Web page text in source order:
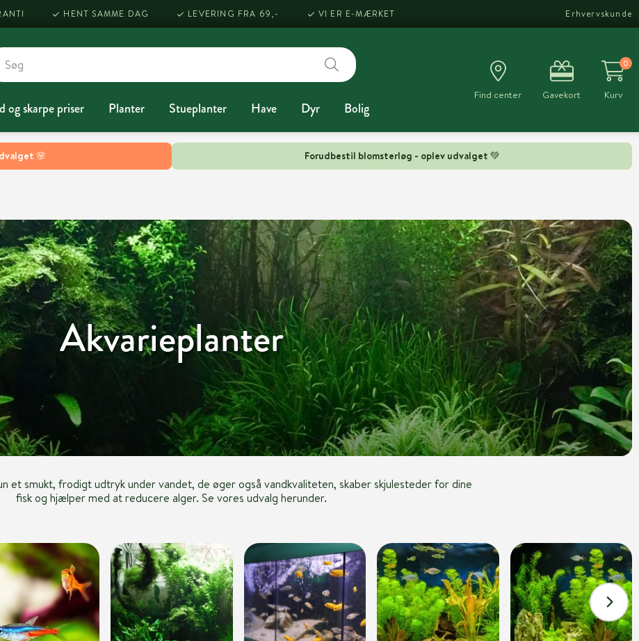
🌸 Forudbestil blomsterløg - oplev udvalget 💚
HENT SAMME DAG LEVERING FRA 69,- VI ER E-MÆRKET Erhvervskunde
og skarpe priser Planter Stueplanter Have Dyr Bolig
Find center Gavekort
0
Kurv
Akvarieplanter
et smukt, frodigt udtryk under vandet, de øger også vandkvaliteten, skaber skjulesteder for dine
fisk og hjælper med at reducere alger. Se vores udvalg herunder.